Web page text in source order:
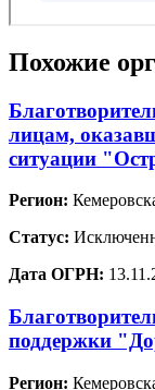
Похожие
лицам,
ситуации
Регион:
Статус:
Дата ОГРН:
поддержки
Регион: